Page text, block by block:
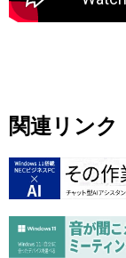
関連リンク